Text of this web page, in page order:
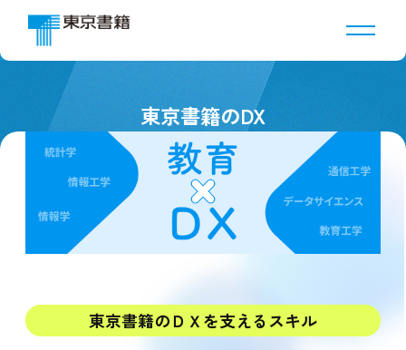
東京書籍のDX
東京書籍のＤＸを支えるスキル